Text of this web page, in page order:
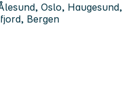
Oslo, Haugesund,
Bergen